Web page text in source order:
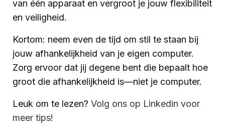
van één apparaat en vergroot je jouw flexibiliteit
en veiligheid.
Kortom: neem even de tijd om stil te staan bij
jouw afhankelijkheid van je eigen computer.
Zorg ervoor dat jij degene bent die bepaalt hoe
groot die afhankelijkheid is—niet je computer.
Leuk om te lezen? Volg ons op Linkedin voor
meer tips!